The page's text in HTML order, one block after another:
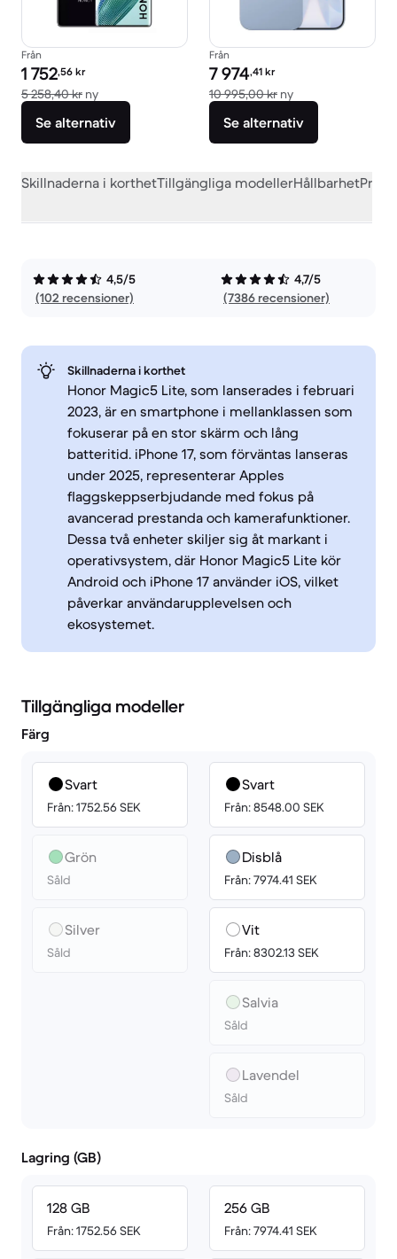
Från
Pris för rekonditionerad produkt:
1 752,56 kr
5 258,40 kr nyJämfört med nypris 5 258,40 kr
Se alternativ
Från
Pris för rekonditionerad produkt:
7 974,41 kr
10 995,00 kr nyJämfört med
Se alternativ
Skillnaderna i korthetTillgängliga modellerHållbarhet
4,5/5
(102 recensioner)
4,7/5
(7386 recensioner)
Skillnaderna i korthet
Honor Magic5 Lite, som lanserades i februari
2023, är en smartphone i mellanklassen som
fokuserar på en stor skärm och lång
batteritid. iPhone 17, som förväntas lanseras
under 2025, representerar Apples
flaggskeppserbjudande med fokus på
avancerad prestanda och kamerafunktioner.
Dessa två enheter skiljer sig åt markant i
operativsystem, där Honor Magic5 Lite kör
Android och iPhone 17 använder iOS, vilket
påverkar användarupplevelsen och
ekosystemet.
Tillgängliga modeller
Färg
Svart
Från: 1752.56 SEK
Grön
Såld
Silver
Såld
Svart
Från: 8548.00 SEK
Disblå
Från: 7974.41 SEK
Vit
Från: 8302.13 SEK
Salvia
Såld
Lavendel
Såld
Lagring (GB)
128 GB
Från: 1752.56 SEK
256 GB
Från: 7974.41 SEK